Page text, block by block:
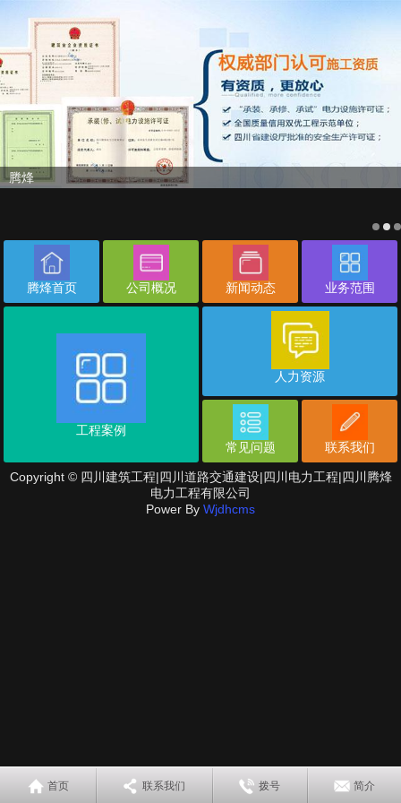
腾烽
腾烽首页 公司概况 新闻动态 业务范围
工程案例
人力资源
常见问题 联系我们
Copyright © 四川建筑工程|四川道路交通建设|四川电力工程|四川腾烽
电力工程有限公司
Power By Wjdhcms
首页 联系我们 拨号 简介